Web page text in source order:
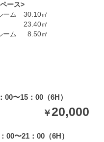
ース>
ーム 30.10㎡
23.40㎡
ーム 8.50㎡
00〜15：00（6H）
​￥20,000
00〜21：00（6H）